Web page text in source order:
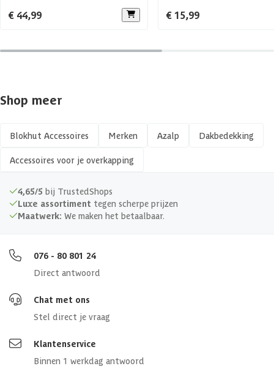
€ 44,99 € 15,99
Shop meer
Blokhut Accessoires Merken Azalp Dakbedekking
Accessoires voor je overkapping
4,65/5 bij TrustedShops
Luxe assortiment tegen scherpe prijzen
Maatwerk: We maken het betaalbaar.
076 - 80 801 24
Direct antwoord
Chat met ons
Stel direct je vraag
Klantenservice
Binnen 1 werkdag antwoord